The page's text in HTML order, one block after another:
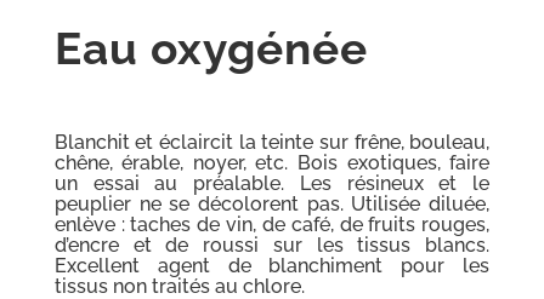
Eau oxygénée
Blanchit et éclaircit la teinte sur frêne, bouleau,
chêne, érable, noyer, etc. Bois exotiques, faire
un essai au préalable. Les résineux et le
peuplier ne se décolorent pas. Utilisée diluée,
enlève : taches de vin, de café, de fruits rouges,
d’encre et de roussi sur les tissus blancs.
Excellent agent de blanchiment pour les
tissus non traités au chlore.